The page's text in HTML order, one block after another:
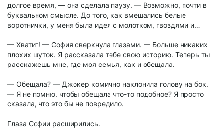
долгое время, — она сделала паузу. — Возможно, почти в
буквальном смысле. До того, как вмешались белые
воротнички, у меня была идея с молотком, гвоздями и…
— Хватит! — София сверкнула глазами. — Больше никаких
плохих шуток. Я рассказала тебе свою историю. Теперь ты
расскажешь мне, где моя семья, как и обещала.
— Обещала? — Джокер комично наклонила голову на бок.
— Я не помню, чтобы обещала что-то подобное? Я просто
сказала, что это бы не повредило.
Глаза Софии расширились.